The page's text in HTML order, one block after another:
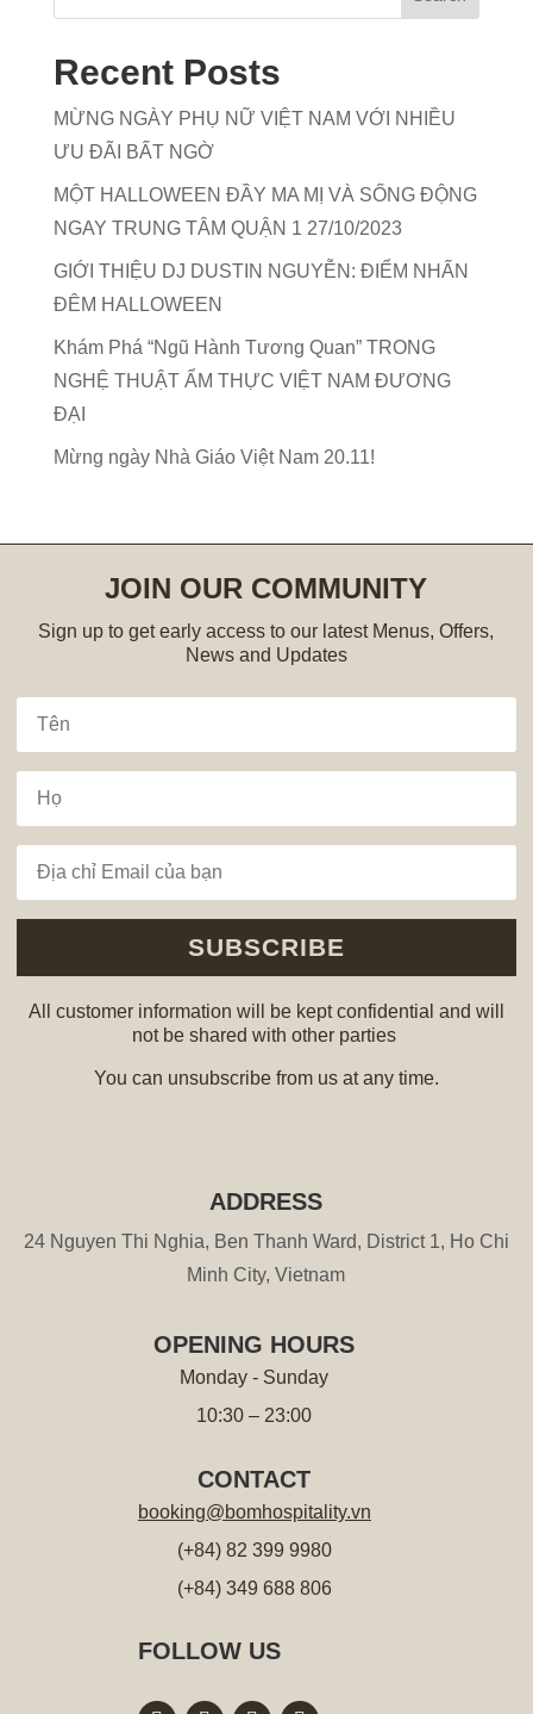
Recent Posts
MỪNG NGÀY PHỤ NỮ VIỆT NAM VỚI NHIỀU
ƯU ĐÃI BẤT NGỜ
MỘT HALLOWEEN ĐẦY MA MỊ VÀ SỐNG ĐỘNG
NGAY TRUNG TÂM QUẬN 1 27/10/2023
GIỚI THIỆU DJ DUSTIN NGUYỄN: ĐIỂM NHẤN
ĐÊM HALLOWEEN
Khám Phá “Ngũ Hành Tương Quan” TRONG
NGHỆ THUẬT ẨM THỰC VIỆT NAM ĐƯƠNG
ĐẠI
Mừng ngày Nhà Giáo Việt Nam 20.11!
JOIN OUR COMMUNITY
Sign up to get early access to our latest Menus, Offers,
News and Updates
SUBSCRIBE
All customer information will be kept confidential and will
not be shared with other parties
You can unsubscribe from us at any time.
ADDRESS
24 Nguyen Thi Nghia, Ben Thanh Ward, District 1, Ho Chi
Minh City, Vietnam
OPENING HOURS
Monday - Sunday
10:30 – 23:00
CONTACT
booking@bomhospitality.vn
(+84) 82 399 9980
(+84) 349 688 806
FOLLOW US